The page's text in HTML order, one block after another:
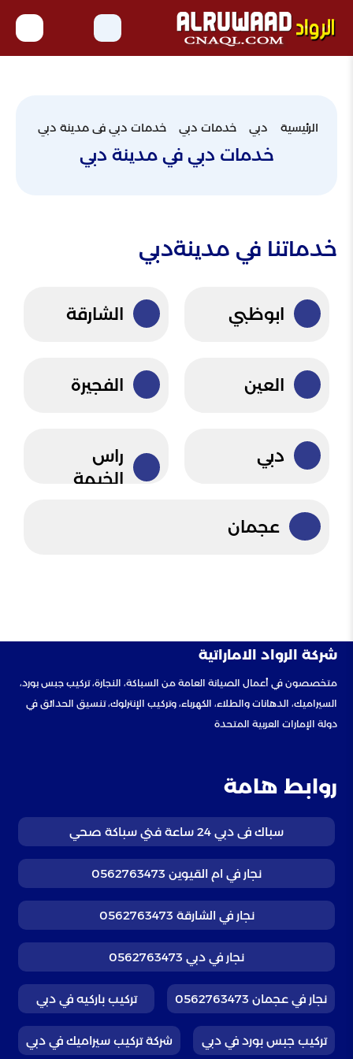
الرئيسية دبي خدمات دبي خدمات دبي فى مدينة دبي
خدمات دبي في مدينة دبي
خدماتنا في مدينةدبي
ابوظبي الشارقة
العين الفجيرة
دبي
راس
الخيمة
عجمان
شركة الرواد الاماراتية
متخصصون في أعمال الصيانة العامة من السباكة، النجارة، تركيب جبس بورد،
السيراميك، الدهانات والطلاء، الكهرباء، وتركيب الإنترلوك، تنسيق الحدائق في
دولة الإمارات العربية المتحدة
روابط هامة
سباك فى دبي 24 ساعة فني سباكة صحي
نجار في ام القيوين 0562763473
نجار في الشارقة 0562763473
نجار في دبي 0562763473
نجار في عجمان 0562763473 تركيب باركيه في دبي
تركيب جبس بورد في دبي شركة تركيب سيراميك في دبي